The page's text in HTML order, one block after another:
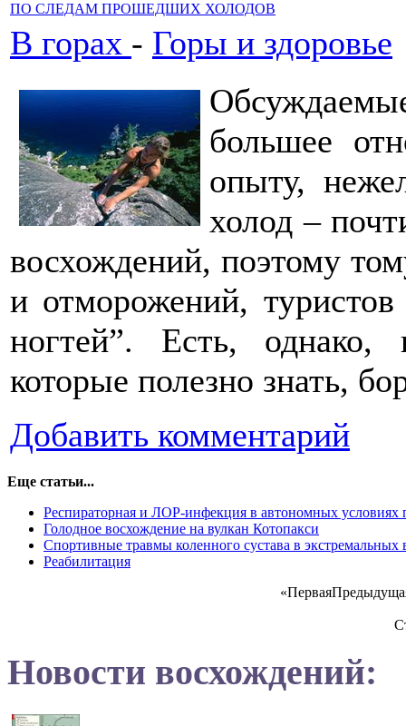
ПО СЛЕДАМ ПРОШЕДШИХ ХОЛОДОВ
В горах - Горы и здоровье
большее
опыту,
холод –
восхождений, поэтому
и отморожений,
ногтей”. Есть,
которые полезно знать,
Добавить комментарий
Еще статьи...
Респираторная и ЛОР-инфекция в автономных условиях
Голодное восхождение на вулкан Котопакси
Спортивные травмы коленного сустава в экстремальных
Реабилитация
«Первая
Новости восхождений: